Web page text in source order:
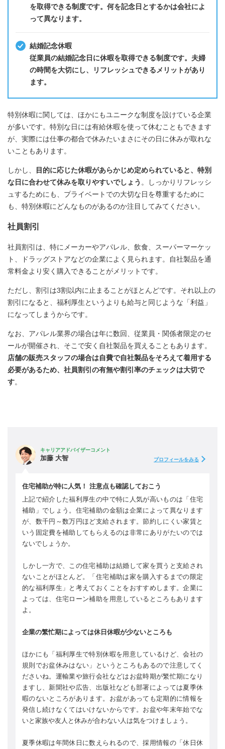
を取得できる制度です。何を記念日とするかは会社によ
って異なります。
結婚記念休暇
従業員の結婚記念日に休暇を取得できる制度です。夫婦
の時間を大切にし、リフレッシュできるメリットがあり
ます。
特別休暇に関しては、ほかにもユニークな制度を設けている企業
が多いです。特別な日には有給休暇を使って休むこともできます
が、実際には仕事の都合で休みたいまさにその日に休みが取れな
いこともあります。
しかし、
目的に応じた休暇があらかじめ定められていると、特別
な日に合わせて休みを取りやすいでしょう 。しっかりリフレッシ
ュするためにも、プライベートでの大切な日を尊重するために
も、特別休暇にどんなものがあるのか注目してみてください。
社員割引
社員割引は、特にメーカーやアパレル、飲食、スーパーマーケッ
ト、ドラッグストアなどの企業によく見られます。自社製品を通
常料金より安く購入できることがメリットです。
ただし、割引は3割以内に止まることがほとんどです。それ以上の
割引になると、福利厚生というよりも給与と同じような「利益」
になってしまうからです。
なお、アパレル業界の場合は年に数回、従業員・関係者限定のセ
ールが開催され、そこで安く自社製品を買えることもあります。
店舗の販売スタッフの場合は自費で自社製品をそろえて着用する
必要があるため、社員割引の有無や割引率のチェックは大切で
す。
キャリアアドバイザーコメント
加藤 大智 プロフィールをみる
住宅補助が特に人気！ 注意点も確認しておこう
上記で紹介した福利厚生の中で特に人気が高いものは「住宅
補助」でしょう。住宅補助の金額は企業によって異なります
が、数千円～数万円ほど支給されます。節約しにくい家賃と
いう固定費を補助してもらえるのは非常にありがたいのでは
ないでしょうか。
しかし一方で、この住宅補助は結婚して家を買うと支給され
ないことがほとんど。「住宅補助は家を購入するまでの限定
的な福利厚生」と考えておくことをおすすめします。企業に
よっては、住宅ローン補助を用意しているところもあります
よ。
企業の繁忙期によっては休日休暇が少ないところも
ほかにも「福利厚生で特別休暇を用意しているけど、会社の
規則でお盆休みはない」というところもあるので注意してく
ださいね。運輸業や旅行会社などはお盆時期が繁忙期になり
ますし、新聞社や広告、出版社なども部署によっては夏季休
暇のないところがあります。お盆があっても定期的に情報を
発信し続けなくてはいけないからです。お盆や年末年始でな
いと家族や友人と休みが合わない人は気をつけましょう。
夏季休暇は年間休日に数えられるので、採用情報の「休日休